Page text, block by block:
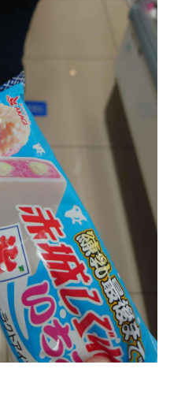
木坂46運営会社の株式を
リバー】【窪田康志】
木坂46運営会社の株式を
・リバー】【窪田康志】